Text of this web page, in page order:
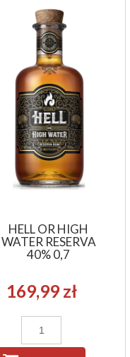
HELL OR HIGH
WATER RESERVA
40% 0,7
169,99 zł